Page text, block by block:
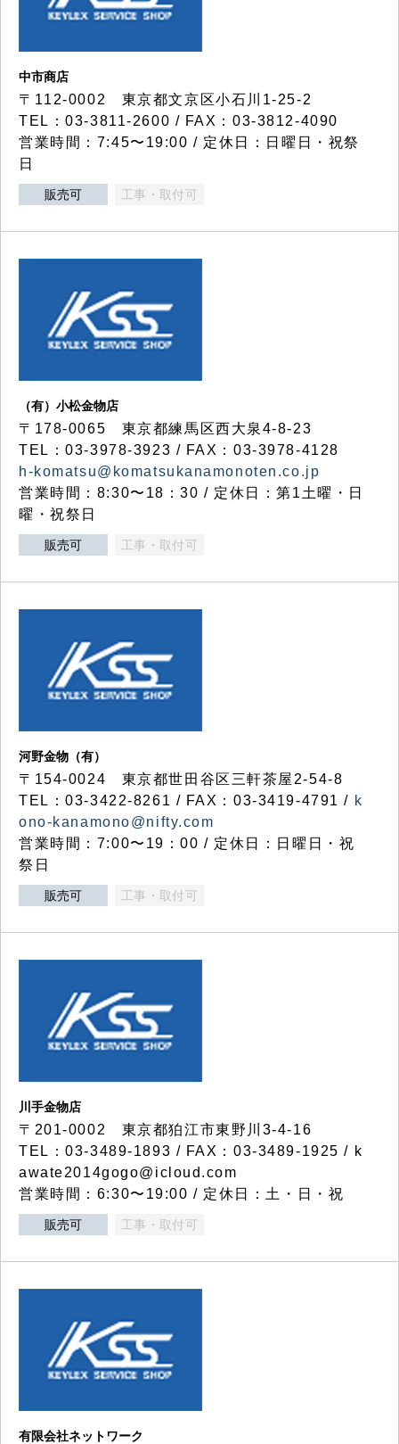
中市商店
〒112-0002 東京都文京区小石川1-25-2
TEL：03-3811-2600 / FAX：03-3812-4090
営業時間：7:45〜19:00 / 定休日：日曜日・祝祭
日
販売可 工事・取付可
（有）小松金物店
〒178-0065 東京都練馬区西大泉4-8-23
TEL：03-3978-3923 / FAX：03-3978-4128
h-komatsu@komatsukanamonoten.co.jp
営業時間：8:30〜18：30 / 定休日：第1土曜・日
曜・祝祭日
販売可 工事・取付可
河野金物（有）
〒154-0024 東京都世田谷区三軒茶屋2-54-8
TEL：03-3422-8261 / FAX：03-3419-4791 / k
ono-kanamono@nifty.com
営業時間：7:00〜19：00 / 定休日：日曜日・祝
祭日
販売可 工事・取付可
川手金物店
〒201-0002 東京都狛江市東野川3-4-16
TEL：03-3489-1893 / FAX：03-3489-1925 / k
awate2014gogo@icloud.com
営業時間：6:30〜19:00 / 定休日：土・日・祝
販売可 工事・取付可
有限会社ネットワーク